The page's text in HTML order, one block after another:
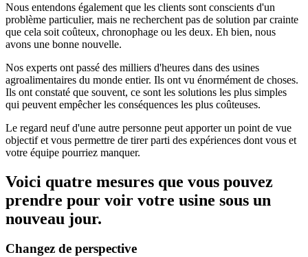
Nous entendons également que les clients sont conscients d'un
problème particulier, mais ne recherchent pas de solution par crainte
que cela soit coûteux, chronophage ou les deux. Eh bien, nous
avons une bonne nouvelle.
Nos experts ont passé des milliers d'heures dans des usines
agroalimentaires du monde entier. Ils ont vu énormément de choses.
Ils ont constaté que souvent, ce sont les solutions les plus simples
qui peuvent empêcher les conséquences les plus coûteuses.
Le regard neuf d'une autre personne peut apporter un point de vue
objectif et vous permettre de tirer parti des expériences dont vous et
votre équipe pourriez manquer.
Voici quatre mesures que vous pouvez
prendre pour voir votre usine sous un
nouveau jour.
Changez de perspective